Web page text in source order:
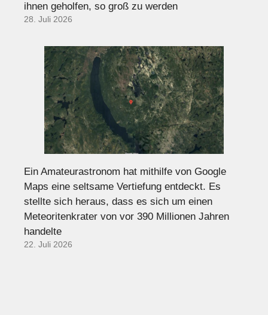
ihnen geholfen, so groß zu werden
28. Juli 2026
Ein Amateurastronom hat mithilfe von Google
Maps eine seltsame Vertiefung entdeckt. Es
stellte sich heraus, dass es sich um einen
Meteoritenkrater von vor 390 Millionen Jahren
handelte
22. Juli 2026